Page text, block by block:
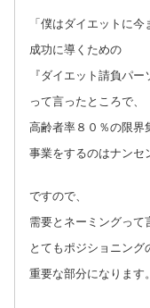
「僕はダイエットに
成功に導くための
『ダイエット請負パ
って言ったところで、
高齢者率８０％の限界
事業をするのはナンセ
ですので、
需要とネーミングって
とてもポジショニング
重要な部分になります。